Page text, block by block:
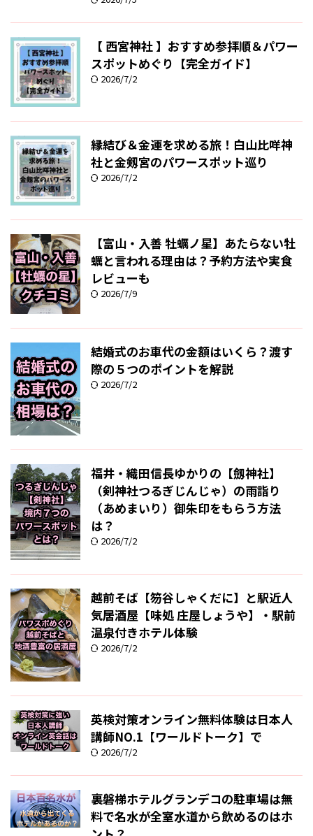
【 西宮神社 】おすすめ参拝順＆パワー
スポットめぐり【完全ガイド】
2026/7/2
縁結び＆金運を求める旅！白山比咩神
社と金剱宮のパワースポット巡り
2026/7/2
【富山・入善 牡蠣ノ星】あたらない牡
蠣と言われる理由は？予約方法や実食
レビューも
2026/7/9
結婚式のお車代の金額はいくら？渡す
際の５つのポイントを解説
2026/7/2
福井・織田信長ゆかりの【劔神社】
（剣神社つるぎじんじゃ）の雨詣り
（あめまいり）御朱印をもらう方法
は？
2026/7/2
越前そば【笏谷しゃくだに】と駅近人
気居酒屋【味処 庄屋しょうや】・駅前
温泉付きホテル体験
2026/7/2
英検対策オンライン無料体験は日本人
講師NO.1【ワールドトーク】で
2026/7/2
裏磐梯ホテルグランデコの駐車場は無
料で名水が全室水道から飲めるのはホ